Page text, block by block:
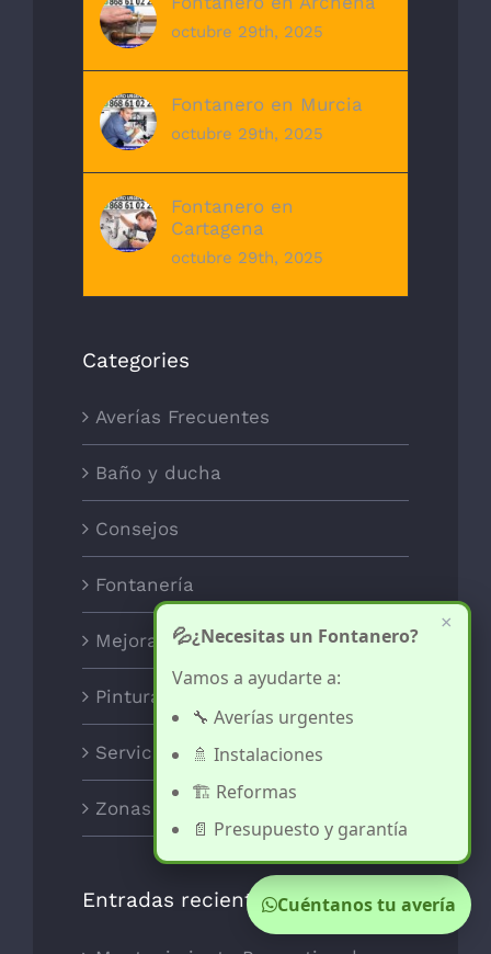
octubre 29th, 2025
Fontanero en Murcia
octubre 29th, 2025
Fontanero en
Cartagena
octubre 29th, 2025
Categories
Averías Frecuentes
Baño y ducha
Consejos
Fontanería
Mejoras para el Hogar
Pintura y decoración
Servicios
Zonas
Entradas recientes
×
💦¿Necesitas un Fontanero?
Vamos a ayudarte a:
🔧 Averías urgentes
🚿 Instalaciones
🏗️ Reformas
📄 Presupuesto y garantía
Cuéntanos tu avería